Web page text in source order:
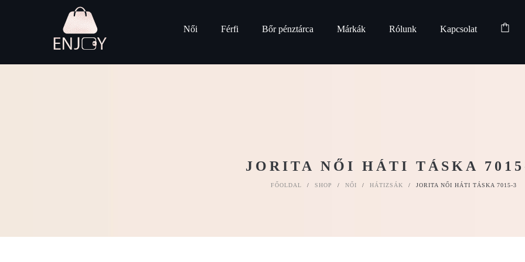
Női Férfi Bőr pénztárca Márkák Rólunk Kapcsolat
JORITA NŐI HÁTI TÁSKA
FŐOLDAL / SHOP / NŐI / HÁTIZSÁK / JORITA NŐI HÁTI TÁSKA 7015-3